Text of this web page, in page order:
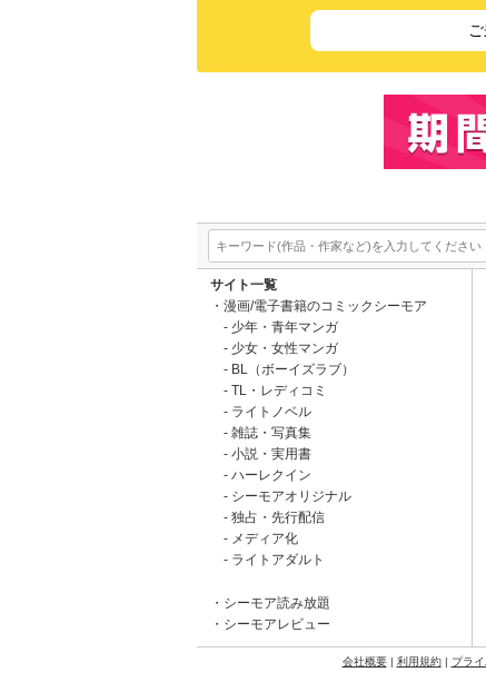
サイト一覧
漫画/電子書籍のコミックシーモア
少年・青年マンガ
少女・女性マンガ
BL（ボーイズラブ）
TL・レディコミ
ライトノベル
雑誌・写真集
小説・実用書
ハーレクイン
シーモアオリジナル
独占・先行配信
メディア化
ライトアダルト
シーモア読み放題
シーモアレビュー
会社概要| 利用規約| プラ